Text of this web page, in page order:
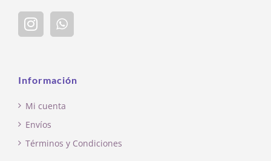
Información
Mi cuenta
Envíos
Términos y Condiciones